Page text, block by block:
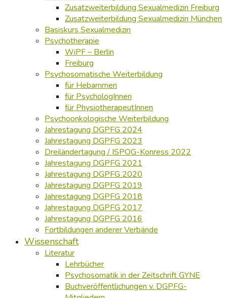
Zusatzweiterbildung Sexualmedizin Freiburg
Zusatzweiterbildung Sexualmedizin München
Basiskurs Sexualmedizin
Psychotherapie
WiPF – Berlin
Freiburg
Psychosomatische Weiterbildung
für Hebammen
für PsychologInnen
für PhysiotherapeutInnen
Psychoonkologische Weiterbildung
Jahrestagung DGPFG 2024
Jahrestagung DGPFG 2023
Dreiländertagung / ISPOG-Konress 2022
Jahrestagung DGPFG 2021
Jahrestagung DGPFG 2020
Jahrestagung DGPFG 2019
Jahrestagung DGPFG 2018
Jahrestagung DGPFG 2017
Jahrestagung DGPFG 2016
Fortbildungen anderer Verbände
Wissenschaft
Literatur
Lehrbücher
Psychosomatik in der Zeitschrift GYNE
Buchveröffentlichungen v. DGPFG-